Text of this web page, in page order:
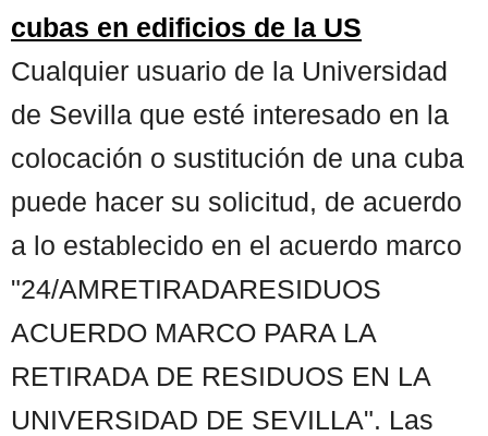
cubas en edificios de la US
Cualquier usuario de la Universidad
de Sevilla que esté interesado en la
colocación o sustitución de una cuba
puede hacer su solicitud, de acuerdo
a lo establecido en el acuerdo marco
"24/AMRETIRADARESIDUOS
ACUERDO MARCO PARA LA
RETIRADA DE RESIDUOS EN LA
UNIVERSIDAD DE SEVILLA". Las